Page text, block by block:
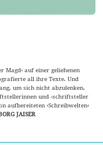
Magd‹ auf einer geliehenen
all ihre Texte. Und
um sich nicht abzulenken.
und -schriftsteller
aufbereiteten ›Schreibwelten‹
JAISER